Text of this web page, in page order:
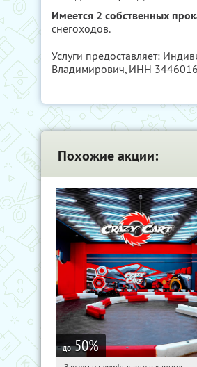
Имеется 2 собственных
снегоходов.
Услуги предоставляет:
Владимирович, ИНН
Похожие акции:
до 50%